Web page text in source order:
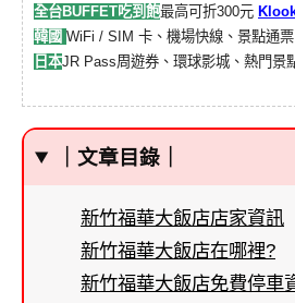
全台BUFFET吃到飽最高可折300元
韓國 WiFi / SIM 卡、機場快線、景點通票
日本JR Pass周遊券、環球影城、熱門景
｜文章目錄｜
新竹福華大飯店店家資訊
新竹福華大飯店在哪裡?
新竹福華大飯店免費停車